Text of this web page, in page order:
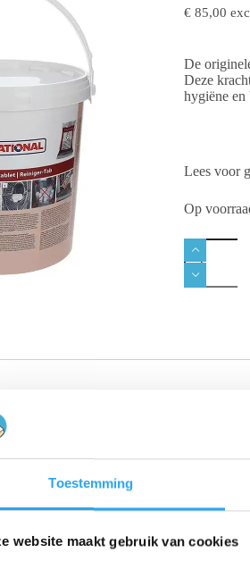
Toestemming
website maakt gebruik van cookies
€ 85,00
De
Deze
hygiëne en
Lees voor
Op
is een significante investering in je
56.00.210, te herkennen aan de
gemaakte onderhoudsproducten
RATIONAL Reiniger-Tabs?
RATIONAL zijn